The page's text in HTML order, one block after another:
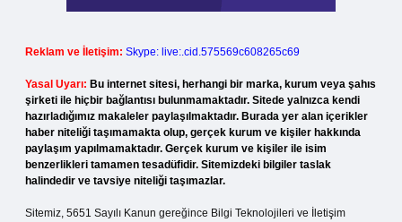
Reklam ve İletişim: Skype: live:.cid.575569c608265c69
Yasal Uyarı: Bu internet sitesi, herhangi bir marka, kurum veya şahıs
şirketi ile hiçbir bağlantısı bulunmamaktadır. Sitede yalnızca kendi
hazırladığımız makaleler paylaşılmaktadır. Burada yer alan içerikler
haber niteliği taşımamakta olup, gerçek kurum ve kişiler hakkında
paylaşım yapılmamaktadır. Gerçek kurum ve kişiler ile isim
benzerlikleri tamamen tesadüfidir. Sitemizdeki bilgiler taslak
halindedir ve tavsiye niteliği taşımazlar.
Sitemiz, 5651 Sayılı Kanun gereğince Bilgi Teknolojileri ve İletişim